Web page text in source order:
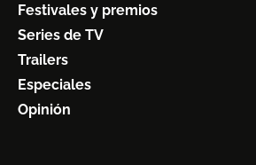
Festivales y premios
Series de TV
Trailers
Especiales
Opinión